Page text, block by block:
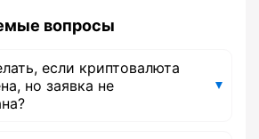
вопросы
если криптовалюта
но заявка не